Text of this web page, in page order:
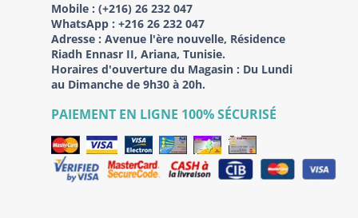
Mobile : (+216) 26 232 047
WhatsApp : +216 26 232 047
Adresse : Avenue l'ère nouvelle, Résidence
Riadh Ennasr II, Ariana, Tunisie.
Horaires d'ouverture du Magasin : Du Lundi
au Dimanche de 9h30 à 20h.
PAIEMENT EN LIGNE 100% SÉCURISÉ